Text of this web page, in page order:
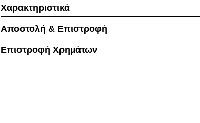
Χαρακτηριστικά
Αποστολή & Επιστροφή
Επιστροφή Χρηµάτων